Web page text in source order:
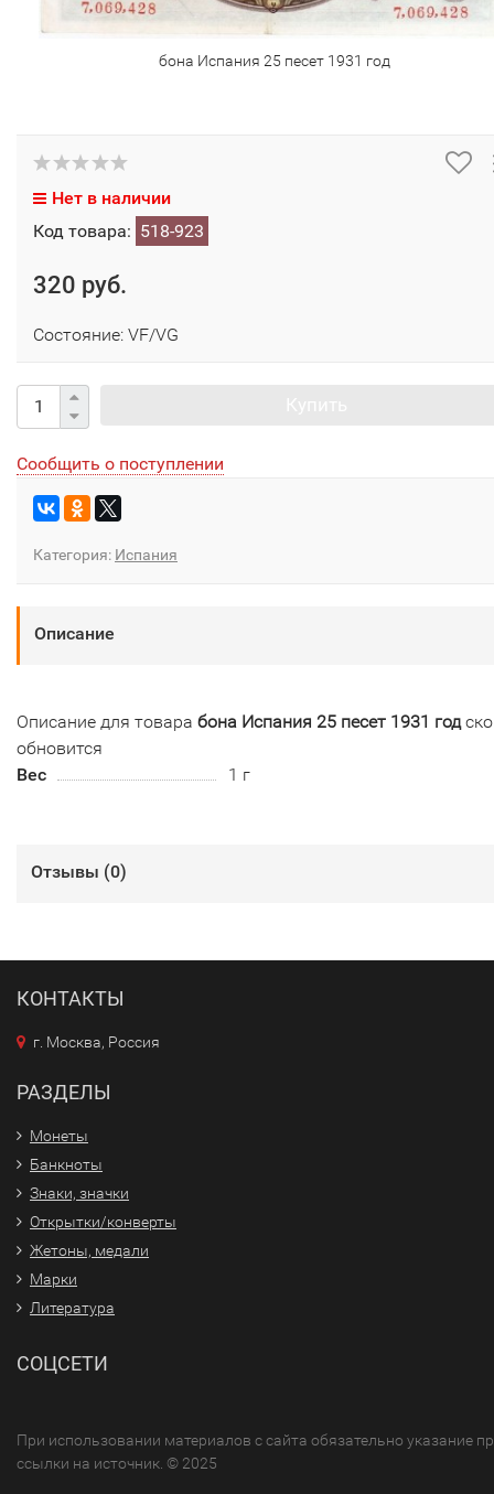
бона Испания 25 песет 1931 год
Нет в наличии
Код товара: 518-923
320 руб.
Состояние: VF/VG
Сообщить о поступлении
Категория: Испания
Описание
Описание для товара бона Испания 25 песет 1931 год
обновится
Вес
1 г
Отзывы (0)
КОНТАКТЫ
г. Москва, Россия
РАЗДЕЛЫ
Монеты
Банкноты
Знаки, значки
Открытки/конверты
Жетоны, медали
Марки
Литература
СОЦСЕТИ
При использовании материалов с сайта обязательно указание
ссылки на источник. © 2025